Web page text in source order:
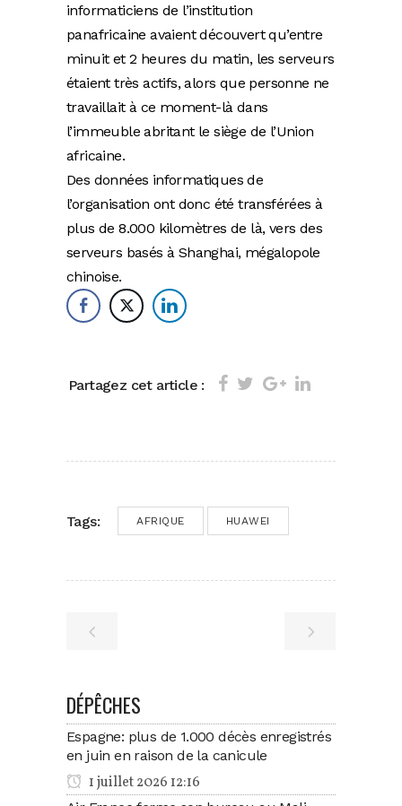
informaticiens de l’institution
panafricaine avaient découvert qu’entre
minuit et 2 heures du matin, les serveurs
étaient très actifs, alors que personne ne
travaillait à ce moment-là dans
l’immeuble abritant le siège de l’Union
africaine.
Des données informatiques de
l’organisation ont donc été transférées à
plus de 8.000 kilomètres de là, vers des
serveurs basés à Shanghai, mégalopole
chinoise.
Partagez cet article :
Tags: AFRIQUE HUAWEI
DÉPÊCHES
Espagne: plus de 1.000 décès enregistrés
en juin en raison de la canicule
1 juillet 2026 12:16